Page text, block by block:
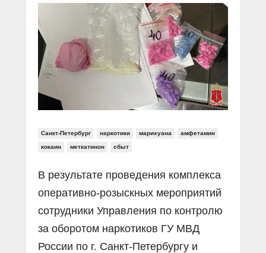
Социальные ролики
Документальные фильмы
Прямой разговор
В знании сила
Специальный репортаж
КиберПОСТОВОЙ
Газета «Щит и меч»
Журнал «Полиция России»
О ПОРТАЛЕ
Контакты
Вакансии
Санкт-Петербург наркотики марихуана амфетамин
кокаин меткатинон сбыт
В результате проведения комплекса
оперативно-розыскных мероприятий
сотрудники Управления по контролю
за оборотом наркотиков ГУ МВД
России по г. Санкт-Петербургу и